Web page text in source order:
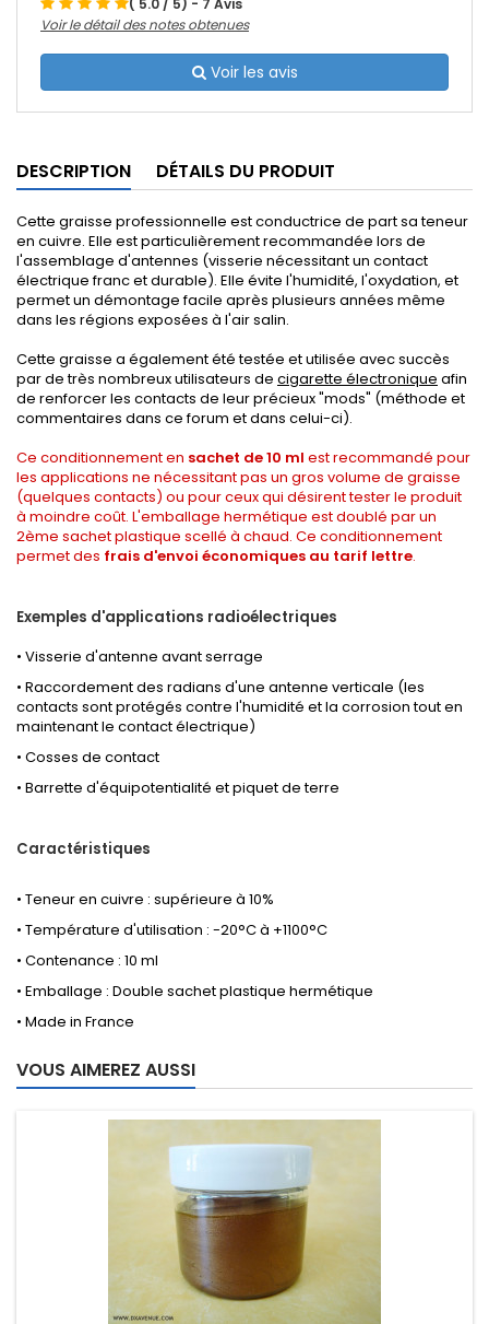
( 5.0 / 5) - 7 Avis
Voir le détail des notes obtenues
Voir les avis
DESCRIPTION DÉTAILS DU PRODUIT
Cette graisse professionnelle est conductrice de part sa teneur
en cuivre. Elle est particulièrement recommandée lors de
l'assemblage d'antennes (visserie nécessitant un contact
électrique franc et durable). Elle évite l'humidité, l'oxydation, et
permet un démontage facile après plusieurs années même
dans les régions exposées à l'air salin.
Cette graisse a également été testée et utilisée avec succès
par de très nombreux utilisateurs de cigarette électronique afin
de renforcer les contacts de leur précieux "mods" (méthode et
commentaires dans ce forum et dans celui-ci).
Ce conditionnement en sachet de 10 ml est recommandé pour
les applications ne nécessitant pas un gros volume de graisse
(quelques contacts) ou pour ceux qui désirent tester le produit
à moindre coût. L'emballage hermétique est doublé par un
2ème sachet plastique scellé à chaud. Ce conditionnement
permet des frais d'envoi économiques au tarif lettre.
Exemples d'applications radioélectriques
• Visserie d'antenne avant serrage
• Raccordement des radians d'une antenne verticale (les
contacts sont protégés contre l'humidité et la corrosion tout en
maintenant le contact électrique)
• Cosses de contact
• Barrette d'équipotentialité et piquet de terre
Caractéristiques
• Teneur en cuivre : supérieure à 10%
• Température d'utilisation : -20°C à +1100°C
• Contenance : 10 ml
• Emballage : Double sachet plastique hermétique
• Made in France
VOUS AIMEREZ AUSSI